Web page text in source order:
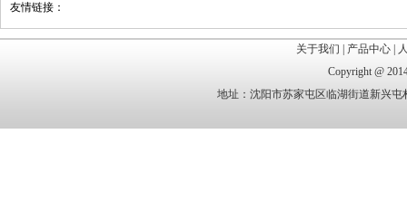
友情链接：
关于我们 产品中心
Copyright @
地址：沈阳市苏家屯区临湖街道新兴屯